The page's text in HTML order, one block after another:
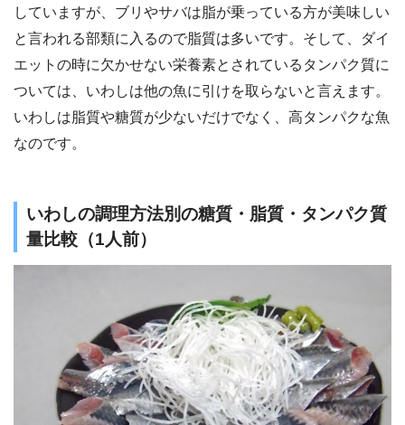
していますが、ブリやサバは脂が乗っている方が美味しい
と言われる部類に入るので脂質は多いです。そして、ダイ
エットの時に欠かせない栄養素とされているタンパク質に
ついては、いわしは他の魚に引けを取らないと言えます。
いわしは脂質や糖質が少ないだけでなく、高タンパクな魚
なのです。
いわしの調理方法別の糖質・脂質・タンパク質
量比較（1人前）